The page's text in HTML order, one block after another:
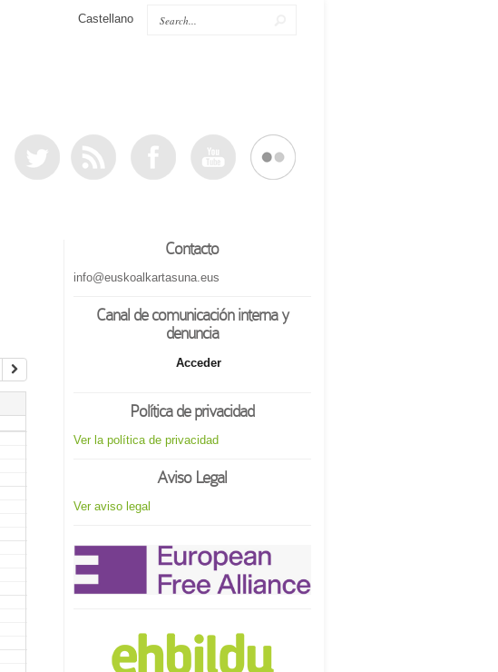
Castellano
Contacto
info@euskoalkartasuna.eus
Canal de comunicación interna y
denuncia
Acceder
Política de privacidad
Ver la política de privacidad
Aviso Legal
Ver aviso legal